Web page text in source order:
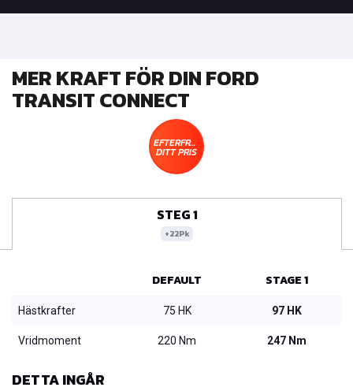
MER KRAFT FÖR DIN FORD
TRANSIT CONNECT
EFTERFRÅGA
DITT PRIS
STEG 1
+22Pk
DEFAULT STAGE 1
Hästkrafter 75 HK 97 HK
Vridmoment 220 Nm 247 Nm
DETTA INGÅR